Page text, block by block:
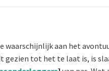
aan het
gezien tot het te laat is, is